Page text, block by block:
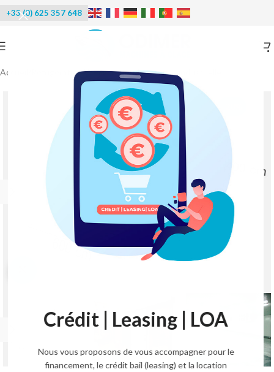
Crédit | Leasing | LOA
Nous vous proposons de vous accompagner pour le
financement, le crédit bail (leasing) et la location
+33 (0) 625 357 648
Accueil Réfrigération/Chambre froide positive industrielle